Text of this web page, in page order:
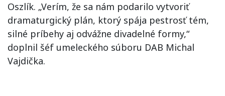
Oszlík. „Verím, že sa nám podarilo vytvoriť
dramaturgický plán, ktorý spája pestrosť tém,
silné príbehy aj odvážne divadelné formy,“
doplnil šéf umeleckého súboru DAB Michal
Vajdička.